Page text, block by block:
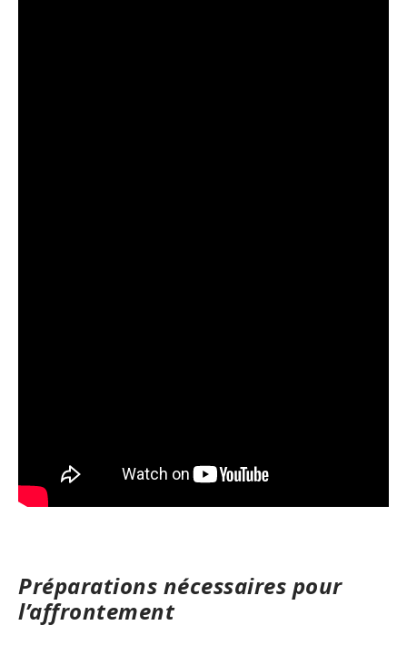
Préparations nécessaires pour
l’affrontement